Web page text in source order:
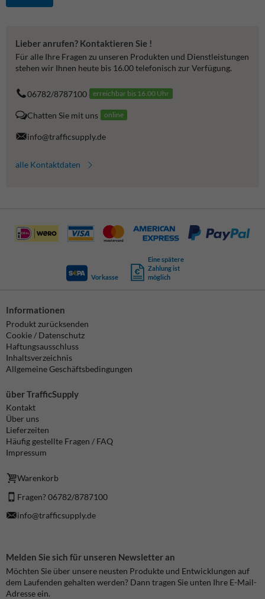
Lieber anrufen? Kontaktieren Sie !
Für alle Ihre Fragen zu unseren Produkten und Dienstleistungen
stehen wir Ihnen heute bis 16.00 telefonisch zur Verfügung.
06782/8787100 erreichbar bis 16.00 Uhr
Chatten Sie mit uns online
info@trafficsupply.de
alle Kontaktdaten
Vorkasse
Eine spätere
Zahlung ist
möglich
Informationen
Produkt zurücksenden
Cookie / Datenschutz
Haftungsausschluss
Inhaltsverzeichnis
Allgemeine Geschäftsbedingungen
über TrafficSupply
Kontakt
Über uns
Lieferzeiten
Häufig gestellte Fragen / FAQ
Impressum
Warenkorb
Fragen? 06782/8787100
info@trafficsupply.de
Melden Sie sich für unseren Newsletter an
Möchten Sie über unsere neusten Produkte und Entwicklungen auf
dem Laufenden gehalten werden? Dann tragen Sie unten Ihre E-Mail-
Adresse ein.